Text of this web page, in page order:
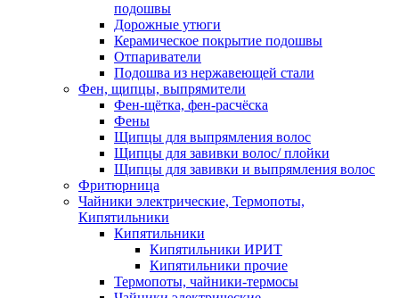
подошвы
Дорожные утюги
Керамическое покрытие подошвы
Отпариватели
Подошва из нержавеющей стали
Фен, щипцы, выпрямители
Фен-щётка, фен-расчёска
Фены
Щипцы для выпрямления волос
Щипцы для завивки волос/ плойки
Щипцы для завивки и выпрямления волос
Фритюрница
Чайники электрические, Термопоты,
Кипятильники
Кипятильники
Кипятильники ИРИТ
Кипятильники прочие
Термопоты, чайники-термосы